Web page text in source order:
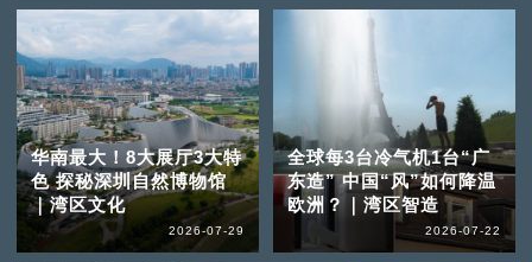
华南最大！8大展厅3大特
色 探秘深圳自然博物馆
｜湾区文化
2026-07-29
全球每3台冷气机1台“广
东造” 中国“风”如何降温
欧洲？｜湾区智造
2026-07-22